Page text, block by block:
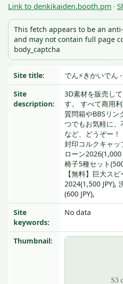
Link to denkikaiden.booth.pm ·
This fetch appears to be an
and may not contain full page
body_captcha
Site title:
でん⚡きかいでん
Site
description:
3D素材を販売し
す。 すべて商用
質問箱やBBSリン
つでもお気軽に
など、どうぞー！
封印コルクキャッ
ローン2026(1,000
椅子5種セット
【無料】巨大ス
2024(1,500 JPY),
(600 JPY),
Site
keywords:
No data
Thumbnail: